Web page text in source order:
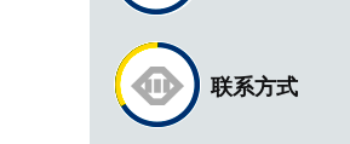
联系方式